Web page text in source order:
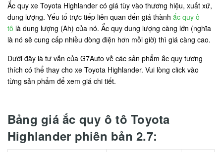
Ắc quy xe Toyota Highlander có giá tùy vào thương hiệu, xuất xứ,
dung lượng. Yếu tố trực tiếp liên quan đến giá thành ắc quy ô
tô là dung lượng (Ah) của nó. Ắc quy dung lượng càng lớn (nghĩa
là nó sẽ cung cấp nhiều dòng điện hơn mỗi giờ) thì giá càng cao.
Dưới đây là tư vấn của G7Auto về các sản phẩm ắc quy tương
thích có thể thay cho xe Toyota Highlander. Vui lòng click vào
từng sản phẩm để xem giá chi tiết.
Bảng giá ắc quy ô tô Toyota
Highlander phiên bản 2.7: